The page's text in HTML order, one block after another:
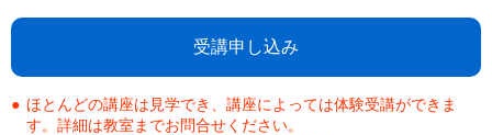
受講申し込み
ほとんどの講座は見学でき、講座によっては体験受講ができま
す。詳細は教室までお問合せください。